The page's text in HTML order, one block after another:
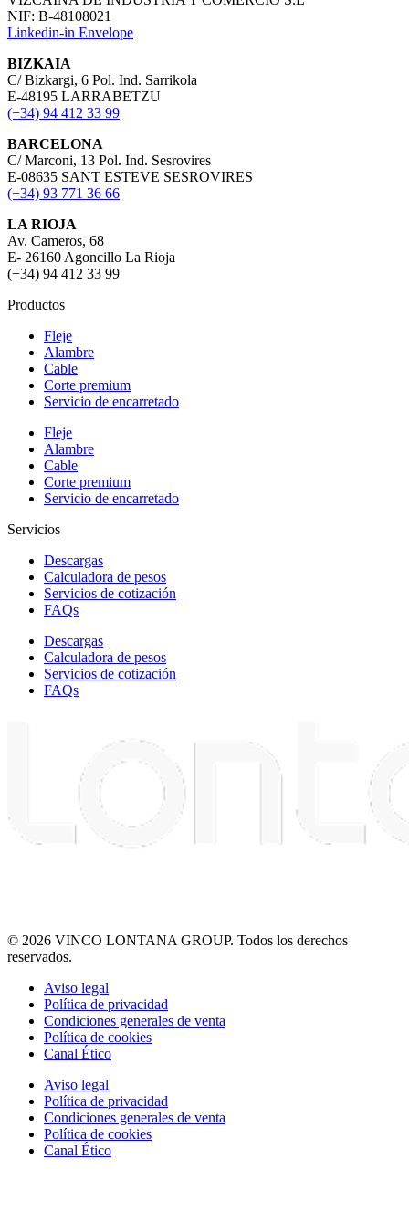
NIF: B-48108021
Linkedin-in Envelope
BIZKAIA
C/ Bizkargi, 6 Pol. Ind. Sarrikola
E-48195 LARRABETZU
(+34) 94 412 33 99
BARCELONA
C/ Marconi, 13 Pol. Ind. Sesrovires
E-08635 SANT ESTEVE SESROVIRES
(+34) 93 771 36 66
LA RIOJA
Av. Cameros, 68
E- 26160 Agoncillo La Rioja
(+34) 94 412 33 99
Productos
Fleje
Alambre
Cable
Corte premium
Servicio de encarretado
Fleje
Alambre
Cable
Corte premium
Servicio de encarretado
Servicios
Descargas
Calculadora de pesos
Servicios de cotización
FAQs
Descargas
Calculadora de pesos
Servicios de cotización
FAQs
© 2026 VINCO LONTANA GROUP. Todos los derechos
reservados.
Aviso legal
Política de privacidad
Condiciones generales de venta
Política de cookies
Canal Ético
Aviso legal
Política de privacidad
Condiciones generales de venta
Política de cookies
Canal Ético